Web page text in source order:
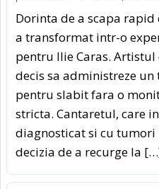
Dorinta de a scapa
a transformat intr-o
pentru Ilie Caras.
decis sa administreze
pentru slabit fara o
stricta. Cantaretul, care
diagnosticat si cu tumori
decizia de a recurge la